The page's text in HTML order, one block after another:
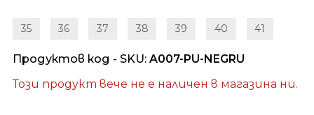
35 36 37 38 39 40 41
Продуктов код - SKU A007-PU-NEGRU
Този продукт вече не е наличен в магазина ни.